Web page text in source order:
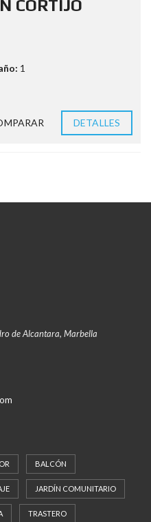
CORTIJO
1
DETALLES
de Alcantara, Marbella
BALCÓN
JARDÍN COMUNITARIO
TRASTERO